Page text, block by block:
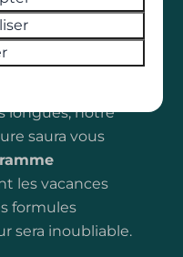
Ardenne, elle
le souffle et un
chauffée à
pour un court
longues, notre
saura vous
les vacances
formules
sera inoubliable.